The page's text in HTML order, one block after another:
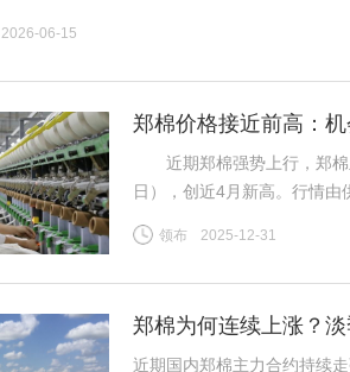
2026-06-15
郑棉价格接近前高：
近期郑棉强势上行，郑棉
日），创近4月新高。行情
（一）供给预期收紧成核
领布 2025-12-31
郑棉为何连续上涨？
近期国内郑棉主力合约持续